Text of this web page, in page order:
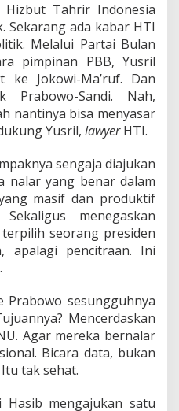
Tahrir Indonesia
Sekarang ada kabar HTI
Melalui Partai Bulan
pimpinan PBB, Yusril
ke Jokowi-Ma’ruf. Dan
Sandi. Nah,
nantinya bisa menyasar
Yusril, lawyerHTI.
sengaja diajukan
nalar yang benar dalam
masif dan produktif
menegaskan
seorang presiden
apalagi pencitraan. Ini
Prabowo sesungguhnya
Mencerdaskan
Agar mereka bernalar
Bicara data, bukan
Itu tak sehat.
mengajukan satu